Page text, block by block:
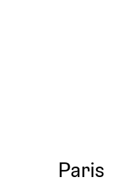
Paris